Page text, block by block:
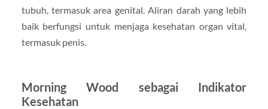
tubuh, termasuk area genital. Aliran darah yang lebih
baik berfungsi untuk menjaga kesehatan organ vital,
termasuk penis.
Morning Wood sebagai Indikator
Kesehatan